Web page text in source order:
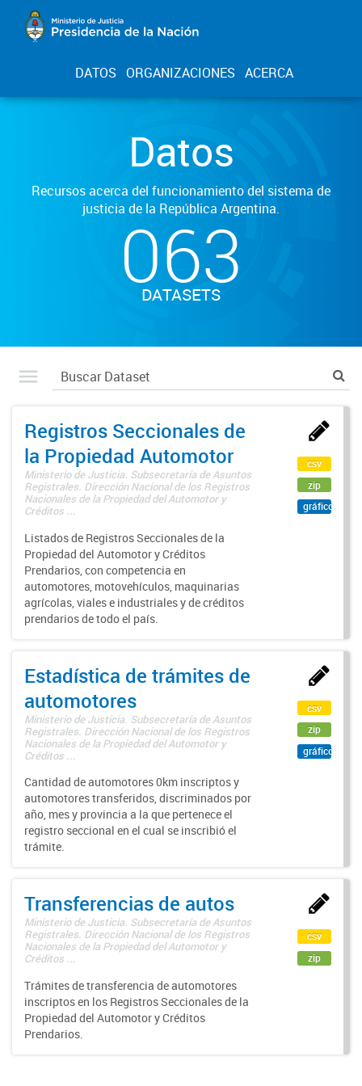
DATOS ORGANIZACIONES ACERCA
Datos
Recursos acerca del funcionamiento del sistema de
justicia de la República Argentina.
063
DATASETS
Registros Seccionales de
la Propiedad Automotor
Ministerio de Justicia. Subsecretaría de Asuntos
Registrales. Dirección Nacional de los Registros
Nacionales de la Propiedad del Automotor y
Créditos ...
Listados de Registros Seccionales de la
Propiedad del Automotor y Créditos
Prendarios, con competencia en
automotores, motovehículos, maquinarias
agrícolas, viales e industriales y de créditos
prendarios de todo el país.
csv
zip
gráfico
Estadística de trámites de
automotores
Ministerio de Justicia. Subsecretaría de Asuntos
Registrales. Dirección Nacional de los Registros
Nacionales de la Propiedad del Automotor y
Créditos ...
Cantidad de automotores 0km inscriptos y
automotores transferidos, discriminados por
año, mes y provincia a la que pertenece el
registro seccional en el cual se inscribió el
trámite.
csv
zip
gráfico
Transferencias de autos
Ministerio de Justicia. Subsecretaría de Asuntos
Registrales. Dirección Nacional de los Registros
Nacionales de la Propiedad del Automotor y
Créditos ...
Trámites de transferencia de automotores
inscriptos en los Registros Seccionales de la
Propiedad del Automotor y Créditos
Prendarios.
csv
zip